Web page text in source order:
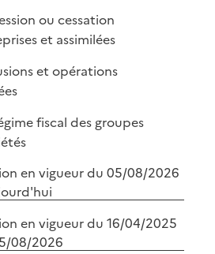
ou cessation
et assimilées
et opérations
fiscal des groupes
la période
en vigueur du 05/08/2026
en vigueur du 16/04/2025
08/2026